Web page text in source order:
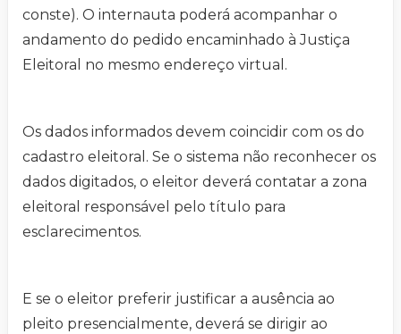
conste). O internauta poderá acompanhar o
andamento do pedido encaminhado à Justiça
Eleitoral no mesmo endereço virtual.
Os dados informados devem coincidir com os do
cadastro eleitoral. Se o sistema não reconhecer os
dados digitados, o eleitor deverá contatar a zona
eleitoral responsável pelo título para
esclarecimentos.
E se o eleitor preferir justificar a ausência ao
pleito presencialmente, deverá se dirigir ao